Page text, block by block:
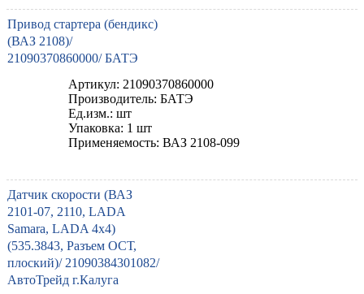
Привод стартера (бендикс)
(ВАЗ 2108)/
21090370860000/ БАТЭ
Артикул: 21090370860000
Производитель: БАТЭ
Ед.изм.: шт
Упаковка: 1 шт
Применяемость: ВАЗ 2108-099
Датчик скорости (ВАЗ
2101-07, 2110, LADA
Samara, LADA 4x4)
(535.3843, Разъем ОСТ,
плоский)/ 21090384301082/
АвтоТрейд г.Калуга